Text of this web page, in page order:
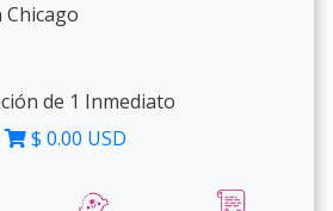
de 1 Inmediato
$ 0.00 USD